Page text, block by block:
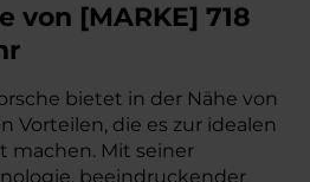
von [MARKE] 718
bietet in der Nähe von
Vorteilen, die es zur idealen
machen. Mit seiner
beeindruckender